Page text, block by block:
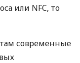
или NFC, то
современные